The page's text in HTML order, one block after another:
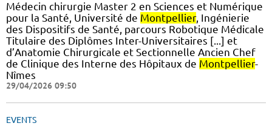
Médecin chirurgie Master 2 en Sciences et Numérique
pour la Santé, Université de Montpellier, Ingénierie
des Dispositifs de Santé, parcours Robotique Médicale
Titulaire des Diplômes Inter-Universitaires [...] et
d’Anatomie Chirurgicale et Sectionnelle Ancien Chef
de Clinique des Interne des Hôpitaux de Montpellier-
Nîmes
29/04/2026 09:50
EVENTS